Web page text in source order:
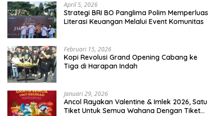
April 5, 2026
​Strategi BRI BO Panglima Polim Memperluas
Literasi Keuangan Melalui Event Komunitas
Februari 15, 2026
Kopi Revolusi Grand Opening Cabang ke
Tiga di Harapan Indah
Januari 29, 2026
Ancol Rayakan Valentine & Imlek 2026, Satu
Tiket Untuk Semua Wahana Dengan Tiket